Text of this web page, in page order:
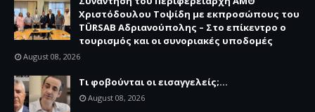
Χριστόδουλου Τοψίδη με εκπροσώπους του
TÜRSAB Αδριανούπολης – Στο επίκεντρο ο
τουρισμός και οι συνοριακές υποδομές
August 08, 2026
Τι φοβούνται οι εισαγγελείς;...
August 08, 2026